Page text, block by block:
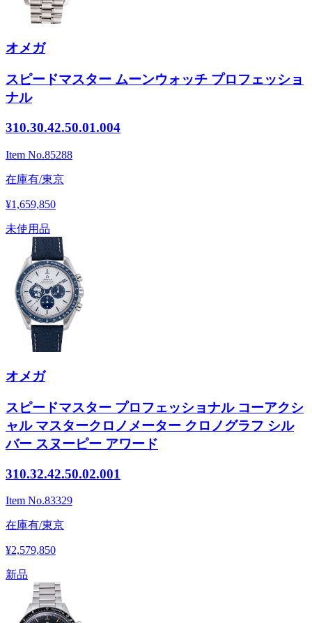
オメガ
スピードマスター ムーンウォッチ プロフェッショ
ナル
310.30.42.50.01.004
Item No.85288
在庫有/東京
¥1,659,850
未使用品
オメガ
スピードマスター プロフェッショナル コーアクシ
ャル マスタークロノメーター クロノグラフ シル
バー スヌーピー アワード
310.32.42.50.02.001
Item No.83329
在庫有/東京
¥2,579,850
新品